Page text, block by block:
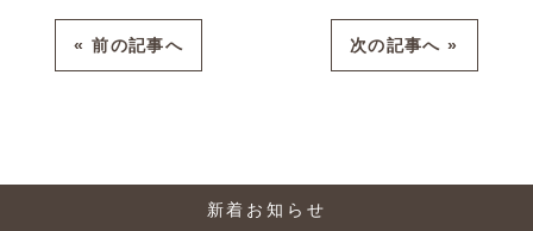
« 前の記事へ 次の記事へ »
新着お知らせ